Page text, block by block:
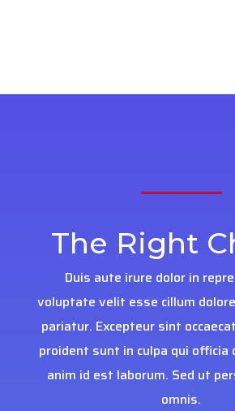
The Right
Duis aute irure dolor in
voluptate velit esse cillum
pariatur. Excepteur sint
proident sunt in culpa qui
anim id est laborum. Sed ut
omnis.